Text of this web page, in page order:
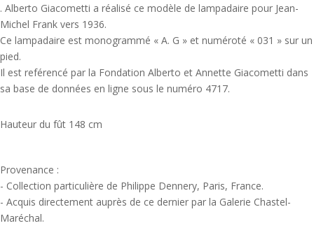
. Alberto Giacometti a réalisé ce modèle de lampadaire pour Jean-
Michel Frank vers 1936.
Ce lampadaire est monogrammé « A. G » et numéroté « 031 » sur un
pied.
Il est reférencé par la Fondation Alberto et Annette Giacometti dans
sa base de données en ligne sous le numéro 4717.
Hauteur du fût 148 cm
Provenance :
- Collection particulière de Philippe Dennery, Paris, France.
- Acquis directement auprès de ce dernier par la Galerie Chastel-
Maréchal.